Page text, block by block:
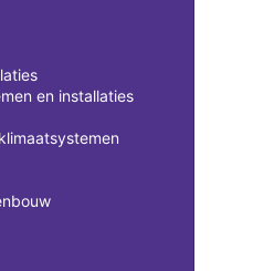
en installaties